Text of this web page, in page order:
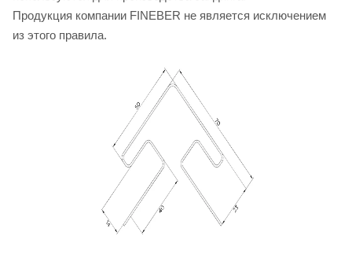
Продукция компании FINEBER не является исключением
из этого правила.